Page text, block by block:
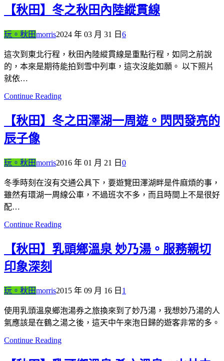
【秋田】冬之秋田內陸縱貫線
玩。秋田morris2024 年 03 月 31 日 6
這次到東北行程，秋田內陸縱貫線是重點行程，如同之前說
的，本來是期待能拍到雪中列車，這次沒能如願。 以下照片
就依…
Continue Reading
【秋田】冬之田澤湖一周遊。閃閃發亮的
辰子像
玩。秋田morris2016 年 01 月 21 日 0
冬季時刻在沒有交通公具下，要遊覽田澤湖畔是件麻煩的事，
雖然有環湖一周線公車，不過班次不多，而且時間上不是很好
配…
Continue Reading
【秋田】乳頭鄉溫泉 妙乃湯。服務親切
印象深刻
玩。秋田morris2015 年 09 月 16 日 1
使用乳頭溫泉鄉泡湯券之旅換來到了妙乃湯，我想妙乃湯的人
氣應該是在鶴之湯之後，這天中午來泡日歸的遊客非常的多。
Continue Reading